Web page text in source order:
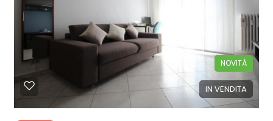
IN VENDITA
NOVITÀ